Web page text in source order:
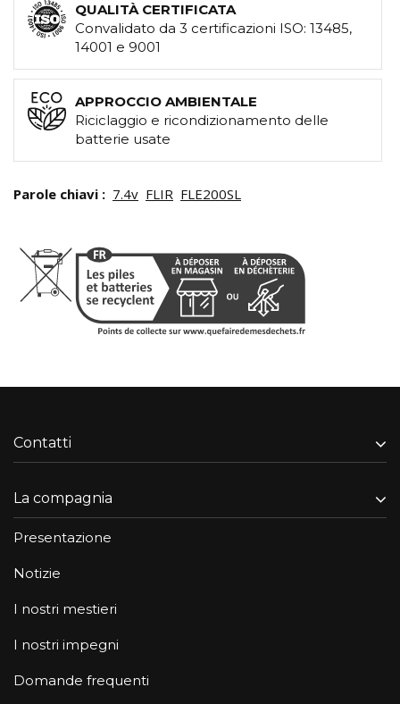
QUALITÀ CERTIFICATA
Convalidato da 3 certificazioni ISO: 13485,
14001 e 9001
APPROCCIO AMBIENTALE
Riciclaggio e ricondizionamento delle
batterie usate
Parole chiavi : 7.4v FLIR FLE200SL
Contatti
La compagnia
Presentazione
Notizie
I nostri mestieri
I nostri impegni
Domande frequenti